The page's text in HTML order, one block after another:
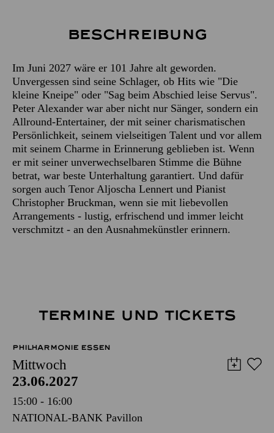
Beschreibung
Im Juni 2027 wäre er 101 Jahre alt geworden.
Unvergessen sind seine Schlager, ob Hits wie "Die
kleine Kneipe" oder "Sag beim Abschied leise Servus".
Peter Alexander war aber nicht nur Sänger, sondern ein
Allround-Entertainer, der mit seiner charismatischen
Persönlichkeit, seinem vielseitigen Talent und vor allem
mit seinem Charme in Erinnerung geblieben ist. Wenn
er mit seiner unverwechselbaren Stimme die Bühne
betrat, war beste Unterhaltung garantiert. Und dafür
sorgen auch Tenor Aljoscha Lennert und Pianist
Christopher Bruckman, wenn sie mit liebevollen
Arrangements - lustig, erfrischend und immer leicht
verschmitzt - an den Ausnahmekünstler erinnern.
TERMINE UND TICKETS
PHILHARMONIE ESSEN
Mittwoch
23.06.2027
15:00 - 16:00
NATIONAL-BANK Pavillon